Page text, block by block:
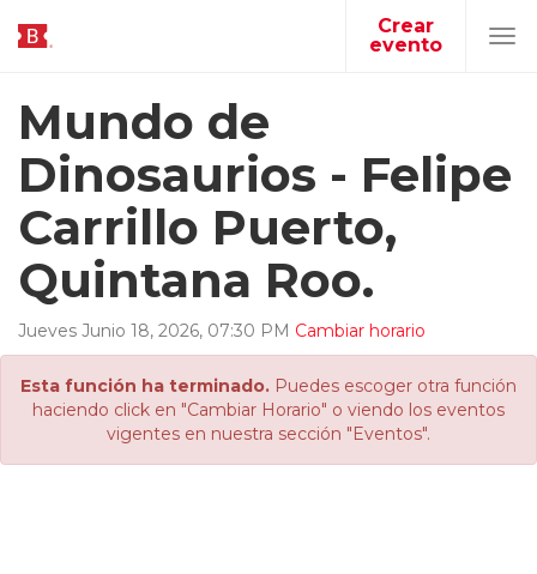
Crear
evento
Mundo de
Dinosaurios - Felipe
Carrillo Puerto,
Quintana Roo.
Jueves Junio 18, 2026, 07:30 PM Cambiar horario
Esta función ha terminado. Puedes escoger otra función
haciendo click en "Cambiar Horario" o viendo los eventos
vigentes en nuestra sección "Eventos".